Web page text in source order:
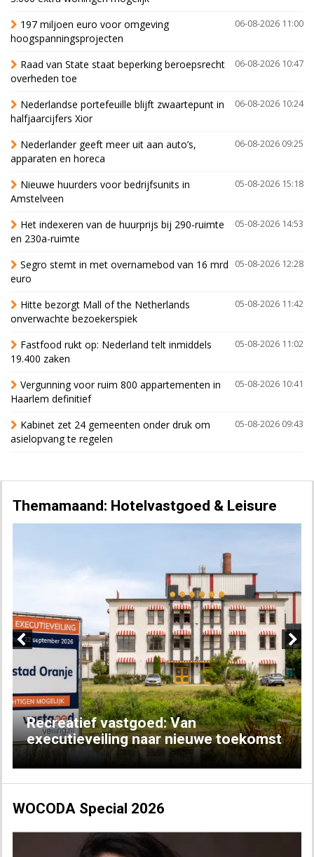
06-08-2026 11:00
197 miljoen euro voor omgeving
hoogspanningsprojecten
06-08-2026 10:47
Raad van State staat beperking beroepsrecht
overheden toe
06-08-2026 10:24
Nederlandse portefeuille blijft zwaartepunt in
halfjaarcijfers Xior
06-08-2026 09:25
Nederlander geeft meer uit aan auto’s,
apparaten en horeca
05-08-2026 15:18
Nieuwe huurders voor bedrijfsunits in
Amstelveen
05-08-2026 14:53
Het indexeren van de huurprijs bij 290-ruimte
en 230a-ruimte
05-08-2026 12:28
Segro stemt in met overnamebod van 16 mrd
euro
05-08-2026 11:42
Hitte bezorgt Mall of the Netherlands
onverwachte bezoekerspiek
05-08-2026 11:02
Fastfood rukt op: Nederland telt inmiddels
19.400 zaken
05-08-2026 10:41
Vergunning voor ruim 800 appartementen in
Haarlem definitief
05-08-2026 09:43
Kabinet zet 24 gemeenten onder druk om
asielopvang te regelen
Themamaand: Hotelvastgoed & Leisure
Recreatief vastgoed: Van
executieveiling naar nieuwe toekomst
Next
WOCODA Special 2026